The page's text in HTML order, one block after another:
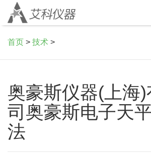
首页 > 技术 >
奥豪斯仪器(上海
司奥豪斯电子天
法